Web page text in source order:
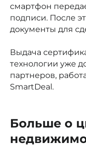
смартфон
подписи. После
документы для
Выдача
технологии уже
партнеров,
SmartDeal.
Больше о